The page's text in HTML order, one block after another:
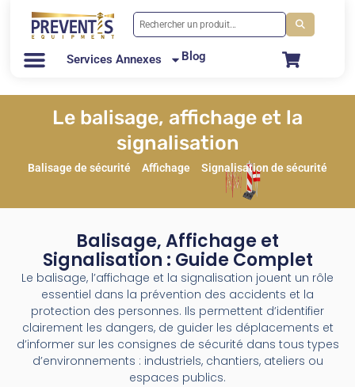
Services Annexes Blog
Le balisage, affichage et la
signalisation
Balisage de sécurité Affichage Signalisation de sécurité
Balisage, Affichage et
Signalisation : Guide Complet
Le balisage, l’affichage et la signalisation jouent un rôle
essentiel dans la prévention des accidents et la
protection des personnes. Ils permettent d’identifier
clairement les dangers, de guider les déplacements et
d’informer sur les consignes de sécurité dans tous types
d’environnements : industriels, chantiers, ateliers ou
espaces publics.